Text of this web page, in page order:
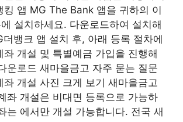
킹 앱 MG The Bank 앱을 귀하의 이
설치하세요. 다운로드하여 설치해
뱅크 앱 설치 후, 아래 등록 절차에
좌 개설 및 특별예금 가입을 진행해
운로드 새마을금고 자주 묻는 질문
좌 개설 사진 크게 보기 새마을금고
좌 개설은 비대면 등록으로 가능하
는 에서만 개설 가능합니다. 전국 새